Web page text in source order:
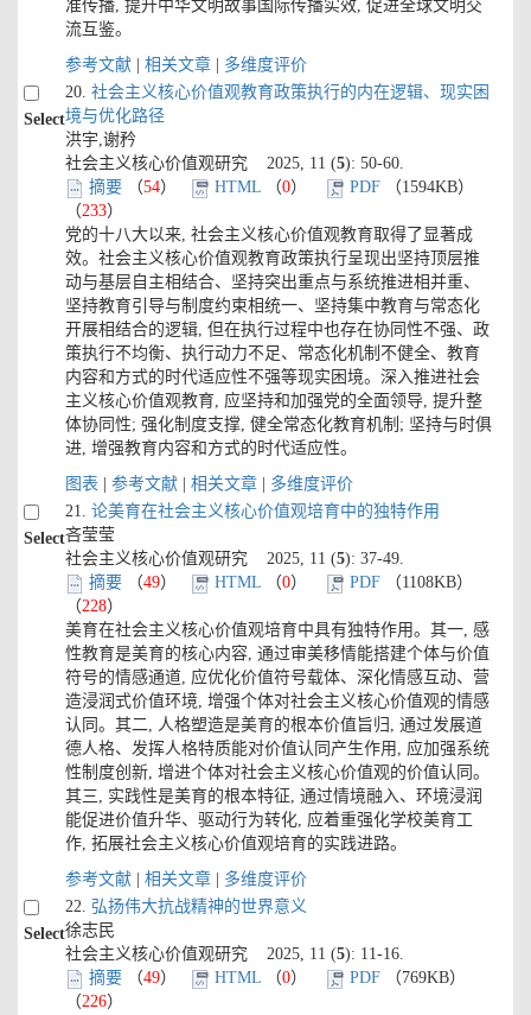
准传播, 提升中华文明故事国际传播实效, 促进全球文明交
流互鉴。
参考文献| 相关文章| 多维度评价
Select
20. 社会主义核心价值观教育政策执行的内在逻辑、现实困
境与优化路径
洪宇,谢矜
社会主义核心价值观研究 2025, 11 (5): 50-60.
摘要（54） HTML（0） PDF（1594KB）
（233）
党的十八大以来, 社会主义核心价值观教育取得了显著成
效。社会主义核心价值观教育政策执行呈现出坚持顶层推
动与基层自主相结合、坚持突出重点与系统推进相并重、
坚持教育引导与制度约束相统一、坚持集中教育与常态化
开展相结合的逻辑, 但在执行过程中也存在协同性不强、政
策执行不均衡、执行动力不足、常态化机制不健全、教育
内容和方式的时代适应性不强等现实困境。深入推进社会
主义核心价值观教育, 应坚持和加强党的全面领导, 提升整
体协同性; 强化制度支撑, 健全常态化教育机制; 坚持与时俱
进, 增强教育内容和方式的时代适应性。
图表
参考文献| 相关文章| 多维度评价
Select
21. 论美育在社会主义核心价值观培育中的独特作用
吝莹莹
社会主义核心价值观研究 2025, 11 (5): 37-49.
摘要（49） HTML（0） PDF（1108KB）
（228）
美育在社会主义核心价值观培育中具有独特作用。其一, 感
性教育是美育的核心内容, 通过审美移情能搭建个体与价值
符号的情感通道, 应优化价值符号载体、深化情感互动、营
造浸润式价值环境, 增强个体对社会主义核心价值观的情感
认同。其二, 人格塑造是美育的根本价值旨归, 通过发展道
德人格、发挥人格特质能对价值认同产生作用, 应加强系统
性制度创新, 增进个体对社会主义核心价值观的价值认同。
其三, 实践性是美育的根本特征, 通过情境融入、环境浸润
能促进价值升华、驱动行为转化, 应着重强化学校美育工
作, 拓展社会主义核心价值观培育的实践进路。
参考文献| 相关文章| 多维度评价
Select
22. 弘扬伟大抗战精神的世界意义
徐志民
社会主义核心价值观研究 2025, 11 (5): 11-16.
摘要（49） HTML（0） PDF（769KB）
（226）